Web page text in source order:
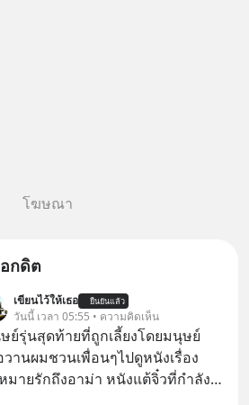
โฆษณา
กดิต
เขียนไว้ให้เธอ ยืนยันแล้ว
วันนี้ เวลา 05:55 • ความคิดเห็น
ย์รุ่นสุดท้ายที่ถูกเลี้ยงโดยมนุษย์
วานผมชวนเพื่อนๆไปดูหนังเรื่อง
ยรักถึงอาม่า หนังแต้จิ๋วที่กำลัง